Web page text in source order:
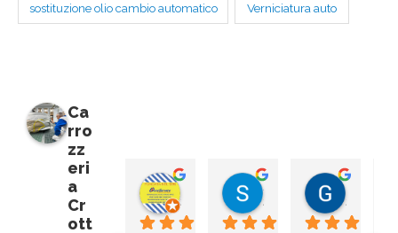
sostituzione olio cambio automatico Verniciatura auto
Ca
rro
zz
eri
a
Cr
ott
2 anni fa 2 anni fa 2 anni fa